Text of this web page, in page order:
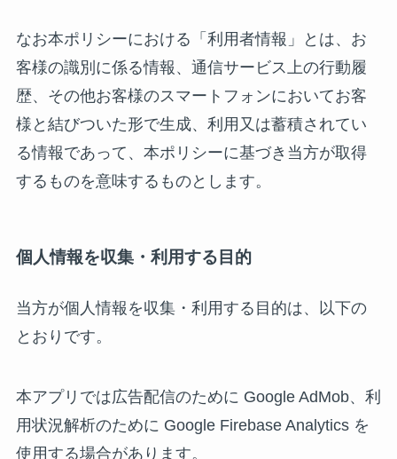
なお本ポリシーにおける「利用者情報」とは、お
客様の識別に係る情報、通信サービス上の行動履
歴、その他お客様のスマートフォンにおいてお客
様と結びついた形で生成、利用又は蓄積されてい
る情報であって、本ポリシーに基づき当方が取得
するものを意味するものとします。
個人情報を収集・利用する目的
当方が個人情報を収集・利用する目的は、以下の
とおりです。
本アプリでは広告配信のために Google AdMob、利
用状況解析のために Google Firebase Analytics を
使用する場合があります。